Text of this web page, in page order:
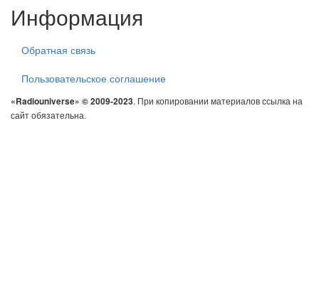
Информация
Обратная связь
Пользовательское соглашение
«Radiouniverse» © 2009-2023. При копировании материалов ссылка на
сайт обязательна.